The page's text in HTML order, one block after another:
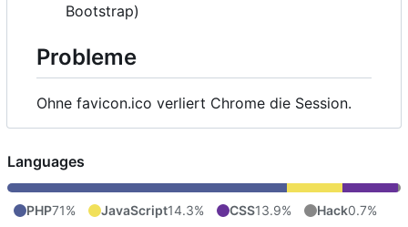
Bootstrap)
Probleme
Ohne favicon.ico verliert Chrome die Session.
Languages
PHP71% JavaScript14.3% CSS13.9% Hack0.7%